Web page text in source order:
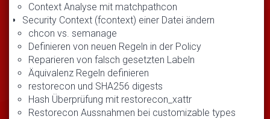
Context Analyse mit matchpathcon
Security Context (fcontext) einer Datei ändern
chcon vs. semanage
Definieren von neuen Regeln in der Policy
Reparieren von falsch gesetzten Labeln
Äquivalenz Regeln definieren
restorecon und SHA256 digests
Hash Überprüfung mit restorecon_xattr
Restorecon Aussnahmen bei customizable types